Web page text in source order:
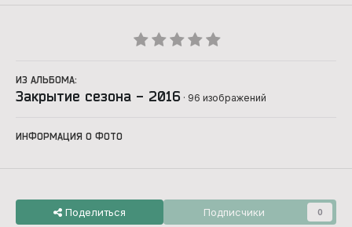
ИЗ АЛЬБОМА:
Закрытие сезона - 2016 · 96 изображений
ИНФОРМАЦИЯ О ФОТО
Поделиться Подписчики 0